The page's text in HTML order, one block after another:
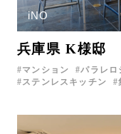
iNO
兵庫県 K様邸
マンション パラレロ
ステンレスキッチン